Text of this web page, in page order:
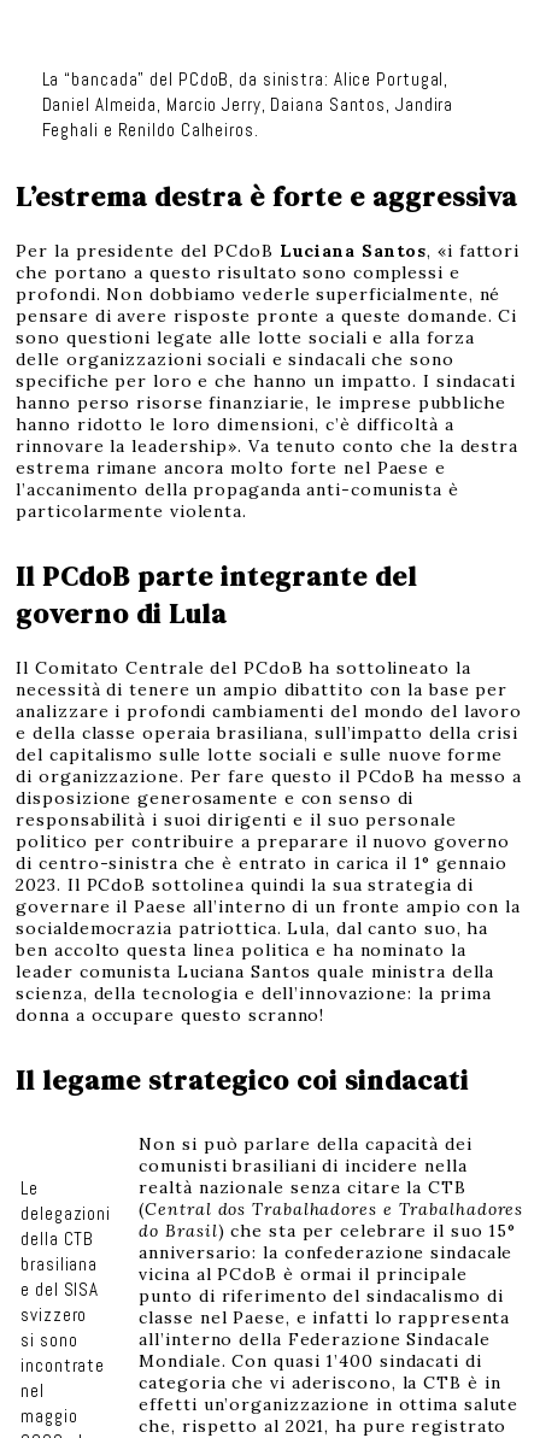
La “bancada” del PCdoB, da sinistra: Alice Portugal,
Daniel Almeida, Marcio Jerry, Daiana Santos, Jandira
Feghali e Renildo Calheiros.
L’estrema destra è forte e aggressiva
Per la presidente del PCdoB Luciana Santos, «i fattori
che portano a questo risultato sono complessi e
profondi. Non dobbiamo vederle superficialmente, né
pensare di avere risposte pronte a queste domande. Ci
sono questioni legate alle lotte sociali e alla forza
delle organizzazioni sociali e sindacali che sono
specifiche per loro e che hanno un impatto. I sindacati
hanno perso risorse finanziarie, le imprese pubbliche
hanno ridotto le loro dimensioni, c’è difficoltà a
rinnovare la leadership». Va tenuto conto che la destra
estrema rimane ancora molto forte nel Paese e
l’accanimento della propaganda anti-comunista è
particolarmente violenta.
Il PCdoB parte integrante del
governo di Lula
Il Comitato Centrale del PCdoB ha sottolineato la
necessità di tenere un ampio dibattito con la base per
analizzare i profondi cambiamenti del mondo del lavoro
e della classe operaia brasiliana, sull’impatto della crisi
del capitalismo sulle lotte sociali e sulle nuove forme
di organizzazione. Per fare questo il PCdoB ha messo a
disposizione generosamente e con senso di
responsabilità i suoi dirigenti e il suo personale
politico per contribuire a preparare il nuovo governo
di centro-sinistra che è entrato in carica il 1° gennaio
2023. Il PCdoB sottolinea quindi la sua strategia di
governare il Paese all’interno di un fronte ampio con la
socialdemocrazia patriottica. Lula, dal canto suo, ha
ben accolto questa linea politica e ha nominato la
leader comunista Luciana Santos quale ministra della
scienza, della tecnologia e dell’innovazione: la prima
donna a occupare questo scranno!
Il legame strategico coi sindacati
Le
delegazioni
della CTB
brasiliana
e del SISA
svizzero
si sono
incontrate
nel
maggio
Non si può parlare della capacità dei
comunisti brasiliani di incidere nella
realtà nazionale senza citare la CTB
(Central dos Trabalhadores e Trabalhadores
do Brasil) che sta per celebrare il suo 15°
anniversario: la confederazione sindacale
vicina al PCdoB è ormai il principale
punto di riferimento del sindacalismo di
classe nel Paese, e infatti lo rappresenta
all’interno della Federazione Sindacale
Mondiale. Con quasi 1’400 sindacati di
categoria che vi aderiscono, la CTB è in
effetti un’organizzazione in ottima salute
che, rispetto al 2021, ha pure registrato